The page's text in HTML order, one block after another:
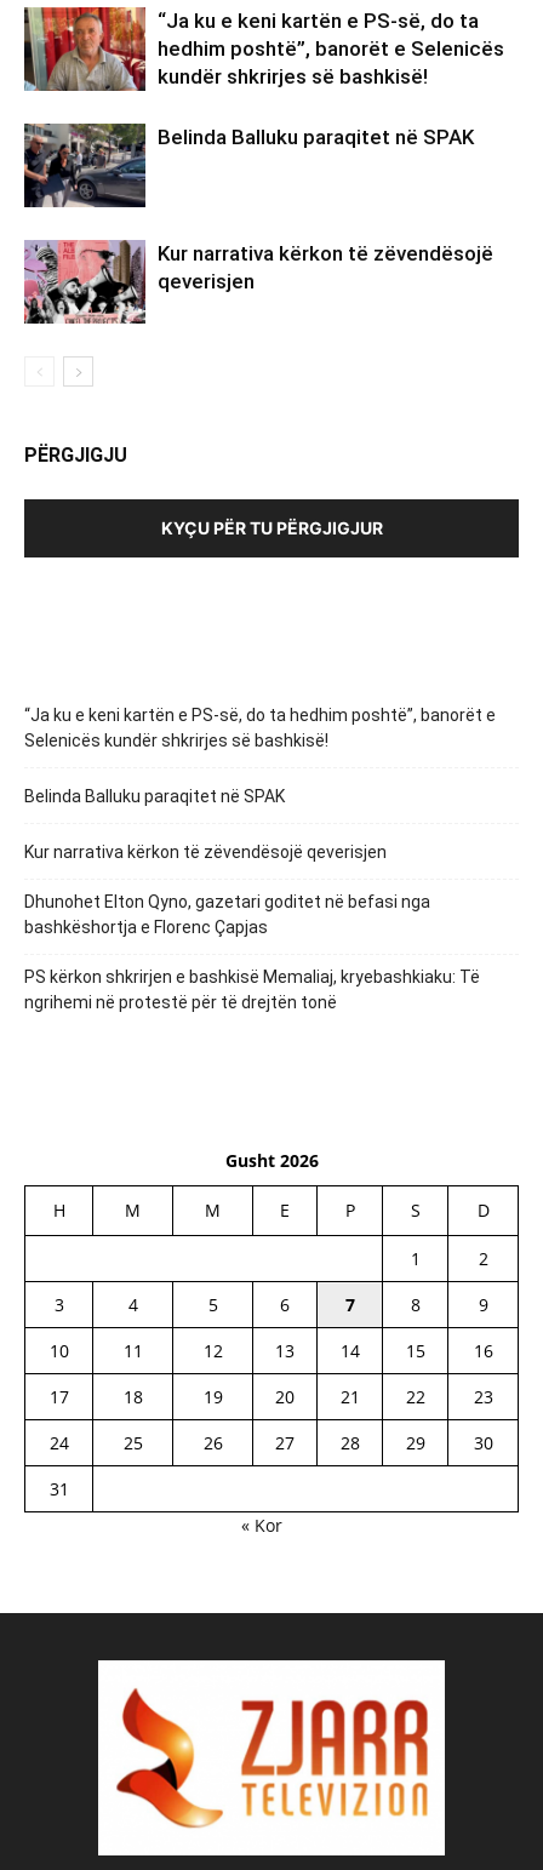
“Ja ku e keni kartën e PS-së, do ta
hedhim poshtë”, banorët e Selenicës
kundër shkrirjes së bashkisë!
Belinda Balluku paraqitet në SPAK
Kur narrativa kërkon të zëvendësojë
qeverisjen
PËRGJIGJU
KYÇU PËR TU PËRGJIGJUR
“Ja ku e keni kartën e PS-së, do ta hedhim poshtë”, banorët e
Selenicës kundër shkrirjes së bashkisë!
Belinda Balluku paraqitet në SPAK
Kur narrativa kërkon të zëvendësojë qeverisjen
Dhunohet Elton Qyno, gazetari goditet në befasi nga
bashkëshortja e Florenc Çapjas
PS kërkon shkrirjen e bashkisë Memaliaj, kryebashkiaku: Të
ngrihemi në protestë për të drejtën tonë
Gusht 2026
H M M E P S D
1
2
3
4 5 6 7 8
9
10
11 12 13 14 15
16
17
18 19 20 21 22
23
24
25 26 27 28 29
30
31
« Kor